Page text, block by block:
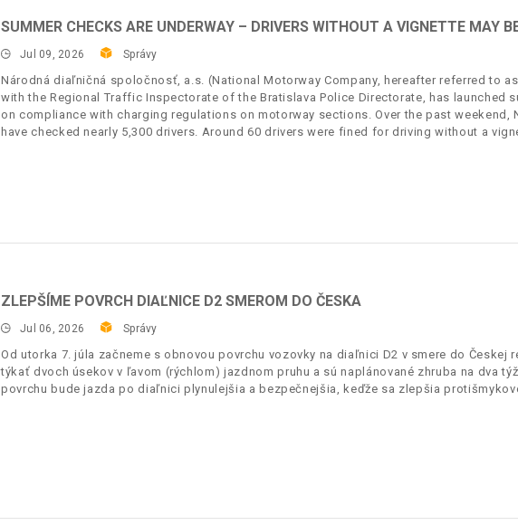
SUMMER CHECKS ARE UNDERWAY – DRIVERS WITHOUT A VIGNETTE MAY
Jul 09, 2026 Správy
Národná diaľničná spoločnosť, a.s. (National Motorway Company, hereafter referred to
with the Regional Traffic Inspectorate of the Bratislava Police Directorate, has launched
on compliance with charging regulations on motorway sections. Over the past weekend,
have checked nearly 5,300 drivers. Around 60 drivers were fined for driving without a
ZLEPŠÍME POVRCH DIAĽNICE D2 SMEROM DO ČESKA
Jul 06, 2026 Správy
Od utorka 7. júla začneme s obnovou povrchu vozovky na diaľnici D2 v smere do Českej
týkať dvoch úsekov v ľavom (rýchlom) jazdnom pruhu a sú naplánované zhruba na dva
povrchu bude jazda po diaľnici plynulejšia a bezpečnejšia, keďže sa zlepšia